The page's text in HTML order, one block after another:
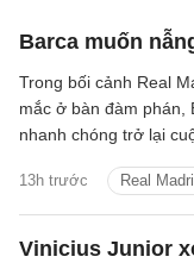
Barca muốn
13h trước Real
Trong bối cảnh Real
mắc ở bàn đàm phán,
nhanh chóng trở lại
vệ Rodri.
Vinicius Junior